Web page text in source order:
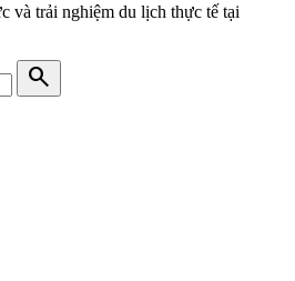
và trải nghiệm du lịch thực tế tại
search